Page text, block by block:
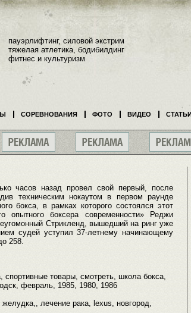
часов назад провел свой первый, после
техническим нокаутом в первом раунде
бокса, в рамках которого состоялся этот
боксера современности» Реджи
Стрикленд, вышедший на ринг уже
судей уступил 37-летнему начинающему
258.
спортивные товары, смотреть, школа бокса,
февраль, 1985, 1980, 1986
лечение рака, lexus, новгород,
пауэрлифтинг, силовой экстрим
тяжелая атлетика, бодибилдинг
фитнес и культуризм
СОРЕВНОВАНИЯ ФОТО ВИДЕО